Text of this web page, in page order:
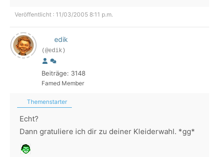
Veröffentlicht : 11/03/2005 8:11 p.m.
edik
(@edik)
Beiträge: 3148
Famed Member
Themenstarter
Echt?
Dann gratuliere ich dir zu deiner Kleiderwahl. *gg*